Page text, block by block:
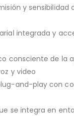
y sensibilidad
integrada y
consciente de la
y video
and-play con
se integra en